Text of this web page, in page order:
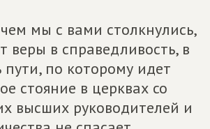
мы с вами столкнулись,
веры в справедливость, в
пути, по которому идет
стояние в церквах со
высших руководителей и